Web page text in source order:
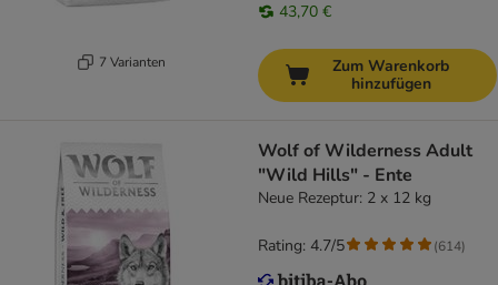
7 Varianten
43,70 €
Zum Warenkorb
hinzufügen
Wolf of Wilderness Adult
"Wild Hills" - Ente
Neue Rezeptur: 2 x 12 kg
Rating: 4.7/5 (614)